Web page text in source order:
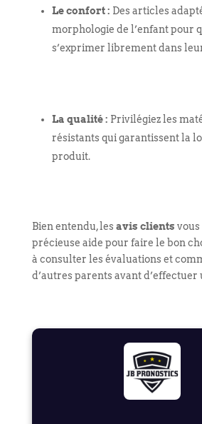
Le confort : Des articles
morphologie de l’enfant pour
s’exprimer librement dans
La qualité : Privilégiez les
résistants qui garantissent la
produit.
Bien entendu, lesavis clients vous
précieuse aide pour faire le bon
à consulter les évaluations et
d’autres parents avant d’effectuer